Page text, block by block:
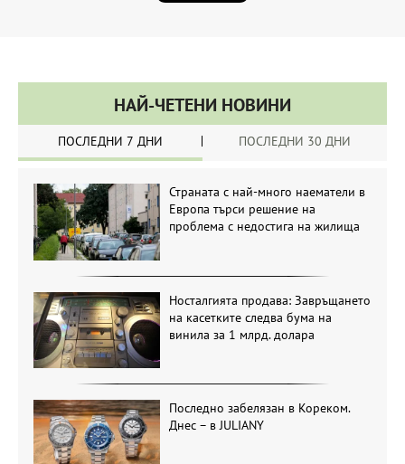
НАЙ-ЧЕТЕНИ НОВИНИ
ПОСЛЕДНИ 7 ДНИ ПОСЛЕДНИ 30 ДНИ
Страната с най-много наематели в
Европа търси решение на
проблема с недостига на жилища
Носталгията продава: Завръщането
на касетките следва бума на
винила за 1 млрд. долара
Последно забелязан в Кореком.
Днес – в JULIANY